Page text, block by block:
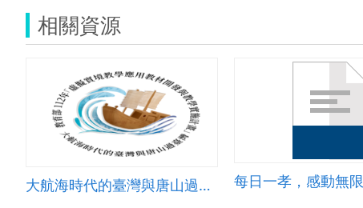
相關資源
大航海時代的臺灣與唐山過臺灣 每日一孝，感動無限